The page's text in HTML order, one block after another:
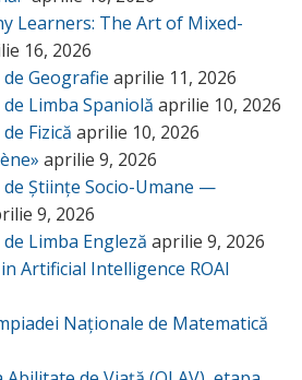
Learners: The Art of Mixed-
16, 2026
Geografie aprilie 11, 2026
Limba Spaniolă aprilie 10, 2026
Fizică aprilie 10, 2026
aprilie 9, 2026
Științe Socio-Umane —
9, 2026
Limba Engleză aprilie 9, 2026
Artificial Intelligence ROAI
Naționale de Matematică